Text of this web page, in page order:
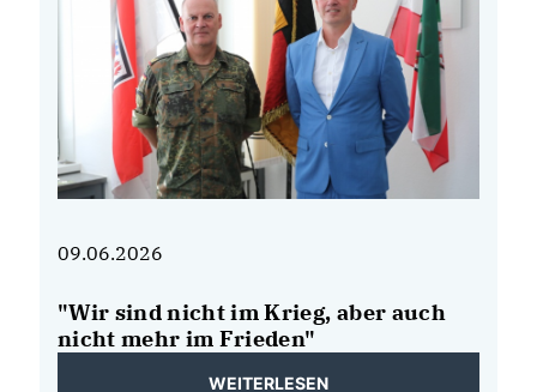
09.06.2026
"Wir sind nicht im Krieg, aber auch
nicht mehr im Frieden"
WEITERLESEN